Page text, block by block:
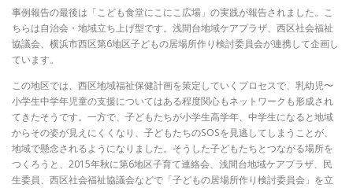
事例報告の最後は「こども食堂にこにこ広場」の実践が報告されました。こ
ちらは自治会・地域立ち上げ型です。浅間台地域ケアプラザ、西区社会福祉
協議会、横浜市西区第6地区子どもの居場所作り検討委員会が連携して企画し
ています。
この地区では、西区地域福祉保健計画を策定していくプロセスで、乳幼児〜
小学生中学年児童の支援についてはある程度関心もネットワークも形成され
てきたそうです。一方で、子どもたちが小学生高学年、中学生になると地域
からその姿が見えにくくなり、子どもたちのSOSを見逃してしまうことが、
地域で懸念されるようになりました。そうした子どもたちとつながる場所を
つくろうと、2015年秋に第6地区子育て連絡会、浅間台地域ケアプラザ、民
生委員、西区社会福祉協議会などで「子どもの居場所作り検討委員会」を立